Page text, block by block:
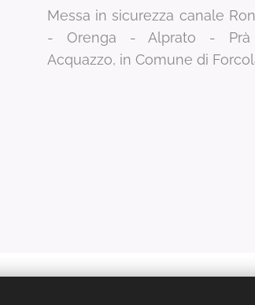
Messa in sicurezza canale
- Orenga - Alprato - Prà
Acquazzo, in Comune di